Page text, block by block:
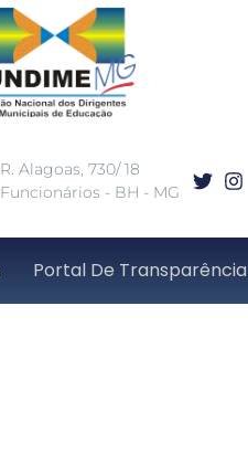
R. Alagoas, 730/ 18
Funcionários - BH - MG
Portal De Transparência